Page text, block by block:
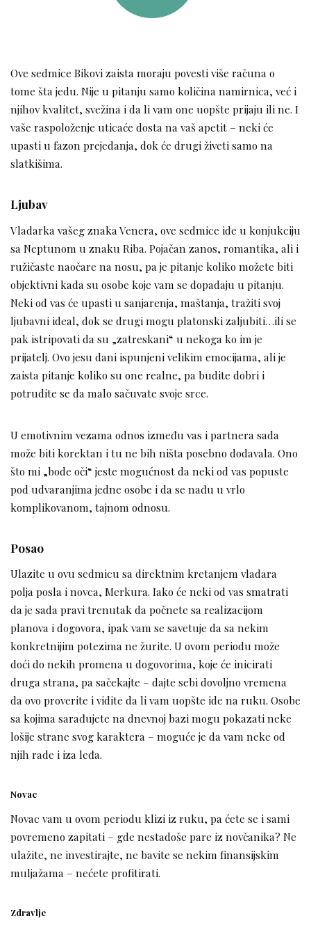
Ove sedmice Bikovi zaista moraju povesti više računa o
tome šta jedu. Nije u pitanju samo količina namirnica, već i
njihov kvalitet, svežina i da li vam one uopšte prijaju ili ne. I
vaše raspoloženje uticaće dosta na vaš apetit – neki će
upasti u fazon prejedanja, dok će drugi živeti samo na
slatkišima.
Ljubav
Vladarka vašeg znaka Venera, ove sedmice ide u konjukciju
sa Neptunom u znaku Riba. Pojačan zanos, romantika, ali i
ružičaste naočare na nosu, pa je pitanje koliko možete biti
objektivni kada su osobe koje vam se dopadaju u pitanju.
Neki od vas će upasti u sanjarenja, maštanja, tražiti svoj
ljubavni ideal, dok se drugi mogu platonski zaljubiti…ili se
pak istripovati da su „zatreskani“ u nekoga ko im je
prijatelj. Ovo jesu dani ispunjeni velikim emocijama, ali je
zaista pitanje koliko su one realne, pa budite dobri i
potrudite se da malo sačuvate svoje srce.
U emotivnim vezama odnos između vas i partnera sada
može biti korektan i tu ne bih ništa posebno dodavala. Ono
što mi „bode oči“ jeste mogućnost da neki od vas popuste
pod udvaranjima jedne osobe i da se nađu u vrlo
komplikovanom, tajnom odnosu.
Posao
Ulazite u ovu sedmicu sa direktnim kretanjem vladara
polja posla i novca, Merkura. Iako će neki od vas smatrati
da je sada pravi trenutak da počnete sa realizacijom
planova i dogovora, ipak vam se savetuje da sa nekim
konkretnijim potezima ne žurite. U ovom periodu može
doći do nekih promena u dogovorima, koje će inicirati
druga strana, pa sačekajte – dajte sebi dovoljno vremena
da ovo proverite i vidite da li vam uopšte ide na ruku. Osobe
sa kojima sarađujete na dnevnoj bazi mogu pokazati neke
lošije strane svog karaktera – moguće je da vam neke od
njih rade i iza leđa.
Novac
Novac vam u ovom periodu klizi iz ruku, pa ćete se i sami
povremeno zapitati – gde nestadoše pare iz novčanika? Ne
ulažite, ne investirajte, ne bavite se nekim finansijskim
muljažama – nećete profitirati.
Zdravlje